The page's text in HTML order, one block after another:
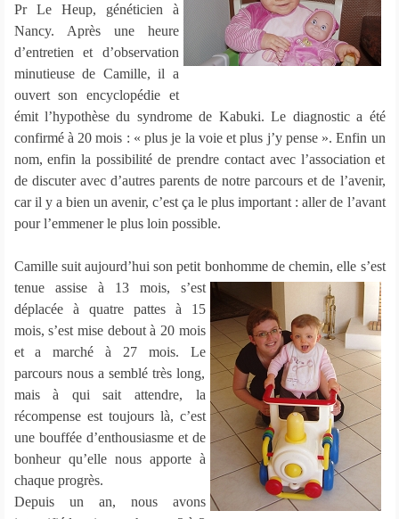
Pr Le Heup, généticien à
Nancy. Après une heure
d’entretien et d’observation
minutieuse de Camille, il a
ouvert son encyclopédie et
émit l’hypothèse du syndrome de Kabuki. Le diagnostic a été
confirmé à 20 mois : « plus je la voie et plus j’y pense ». Enfin un
nom, enfin la possibilité de prendre contact avec l’association et
de discuter avec d’autres parents de notre parcours et de l’avenir,
car il y a bien un avenir, c’est ça le plus important : aller de l’avant
pour l’emmener le plus loin possible.
Camille suit aujourd’hui son petit bonhomme de chemin, elle s’est
tenue assise à 13 mois, s’est
déplacée à quatre pattes à 15
mois, s’est mise debout à 20 mois
et a marché à 27 mois. Le
parcours nous a semblé très long,
mais à qui sait attendre, la
récompense est toujours là, c’est
une bouffée d’enthousiasme et de
bonheur qu’elle nous apporte à
chaque progrès.
Depuis un an, nous avons